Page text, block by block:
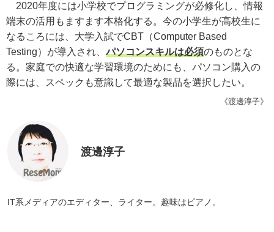
2020年度には小学校でプログラミングが必修化し、情報
端末の活用もますます本格化する。今の小学生が高校生に
なるころには、大学入試でCBT（Computer Based
Testing）が導入され、パソコンスキルは必須のものとな
る。家庭での快適な学習環境のためにも、パソコン購入の
際には、スペックも意識して最適な製品を選択したい。
《渡邊淳子》
渡邊淳子
IT系メディアのエディター、ライター。趣味はピアノ。